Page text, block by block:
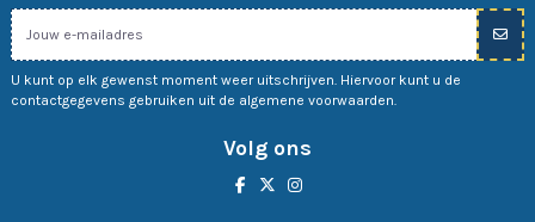
U kunt op elk gewenst moment weer uitschrijven. Hiervoor kunt u de
contactgegevens gebruiken uit de algemene voorwaarden.
Volg ons